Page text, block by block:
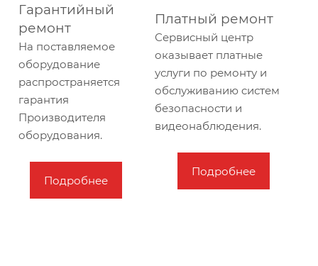
Гарантийный
ремонт
На поставляемое
оборудование
распространяется
гарантия
Производителя
оборудования.
Подробнее
Платный ремонт
Сервисный центр
оказывает платные
услуги по ремонту и
обслуживанию cистем
безопасности и
видеонаблюдения.
Подробнее